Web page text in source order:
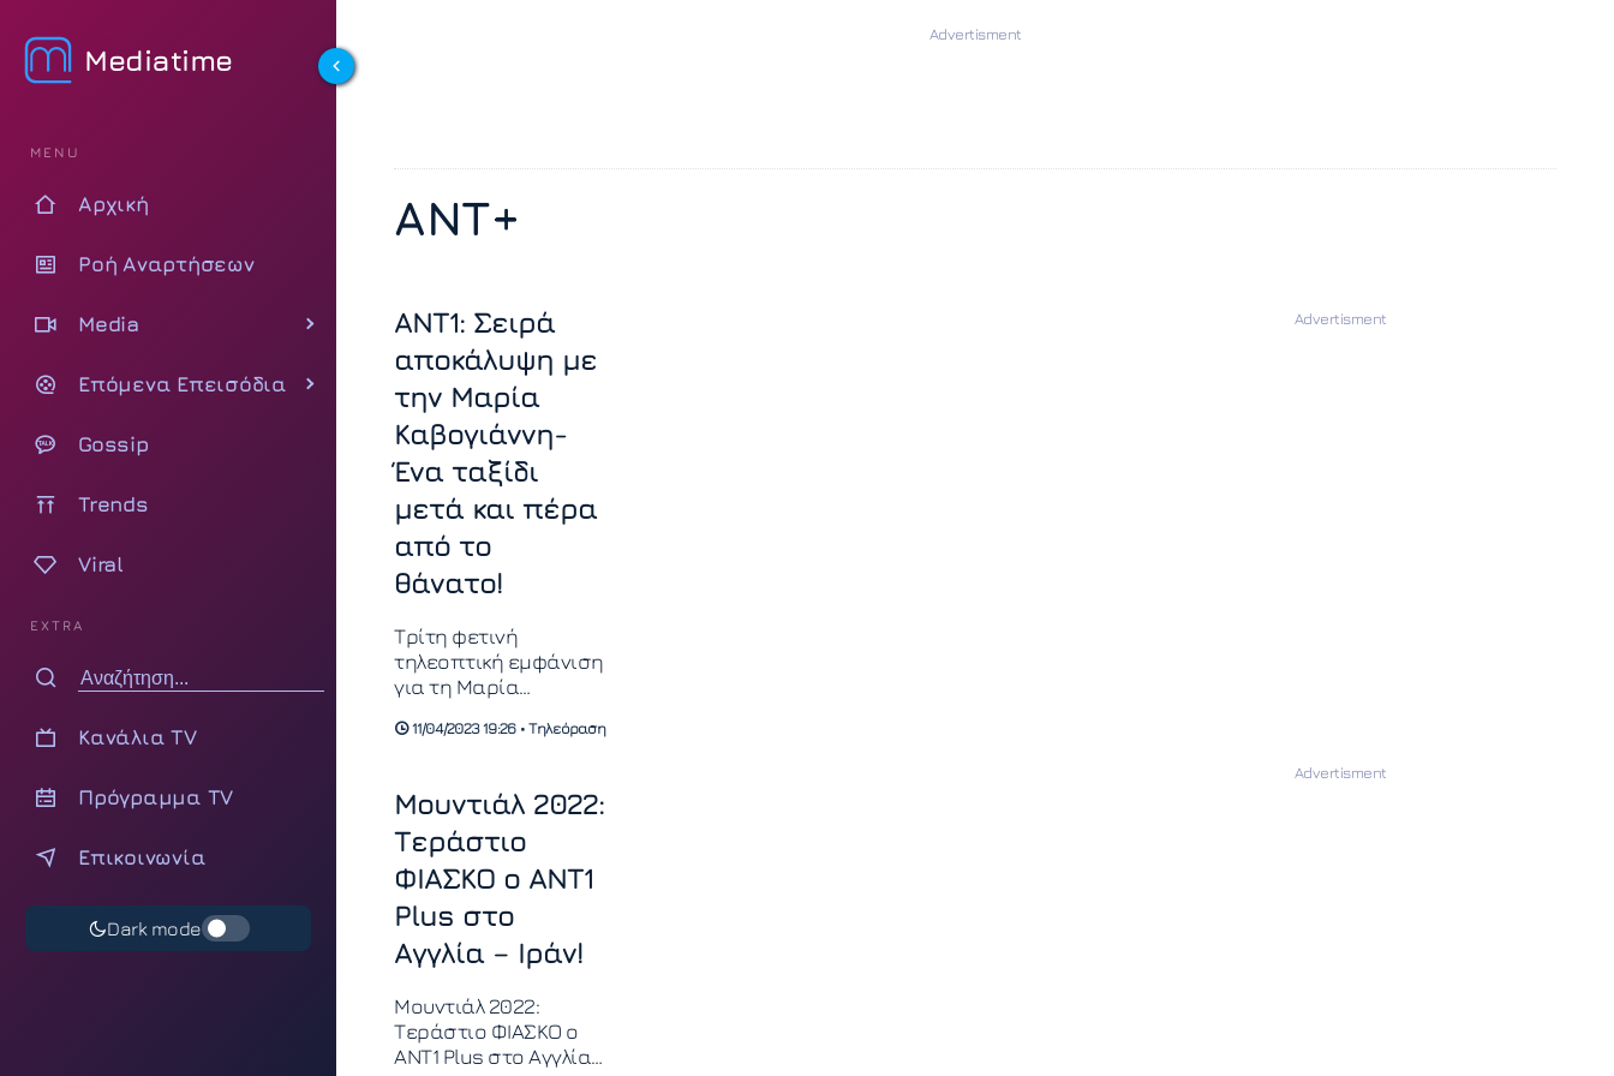
Mediatime
MENU
Αρχική
Ροή Αναρτήσεων
Media
Επόμενα Επεισόδια
Gossip
Trends
Viral
EXTRA
Κανάλια TV
Πρόγραμμα TV
Επικοινωνία
Dark mode
ΑΝΤ+
ΑΝΤ1: Σειρά
αποκάλυψη με
την Μαρία
Καβογιάννη-
Ένα ταξίδι
μετά και πέρα
από το
θάνατο!
Τρίτη φετινή
τηλεοπτική εμφάνιση
για τη Μαρία
φορά στη νέα
«ΖΩΗ», όπου
υποδύεται
11/04/2023 19:26 • Τηλεόραση
Μουντιάλ 2022:
Τεράστιο
ΦΙΑΣΚΟ ο ΑΝΤ1
Plus στο
Αγγλία – Ιράν!
Μουντιάλ 2022:
Τεράστιο ΦΙΑΣΚΟ ο
ΑΝΤ1 Plus στο Αγγλία